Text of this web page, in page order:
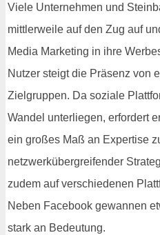
Viele Unternehmen und
mittlerweile auf den Zug auf
Media Marketing in ihre
Nutzer steigt die Präsenz von
Zielgruppen. Da soziale
Wandel unterliegen, erfordert
ein großes Maß an Expertise
netzwerkübergreifender
zudem auf verschiedenen
Neben Facebook gewannen
stark an Bedeutung.